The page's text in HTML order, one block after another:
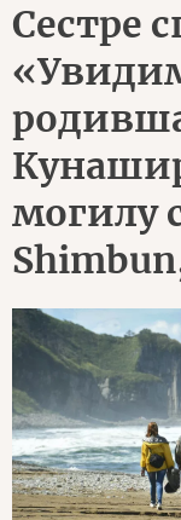
Сестре
могилу